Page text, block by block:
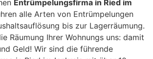
Entrümpelungsfirma in Ried im
alle Arten von Entrümpelungen
bis zur Lagerräumung.
Räumung Ihrer Wohnungs uns: damit
Geld! Wir sind die führende